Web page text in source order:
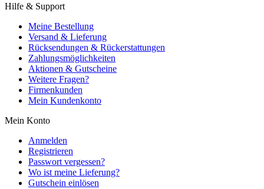
Hilfe & Support
Meine Bestellung
Versand & Lieferung
Rücksendungen & Rückerstattungen
Zahlungsmöglichkeiten
Aktionen & Gutscheine
Weitere Fragen?
Firmenkunden
Mein Kundenkonto
Mein Konto
Anmelden
Registrieren
Passwort vergessen?
Wo ist meine Lieferung?
Gutschein einlösen